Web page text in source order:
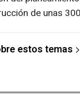
de unas
estos temas